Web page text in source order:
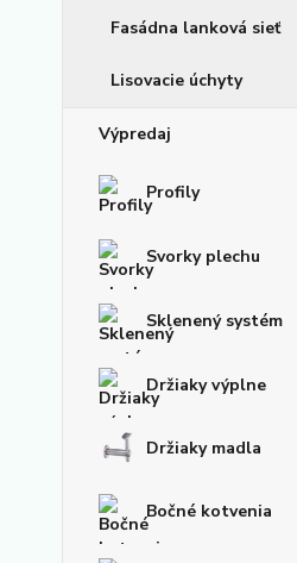
Fasádna lanková sieť
Lisovacie úchyty
Výpredaj
Profily
Svorky plechu
Sklenený systém
Držiaky výplne
Držiaky madla
Bočné kotvenia